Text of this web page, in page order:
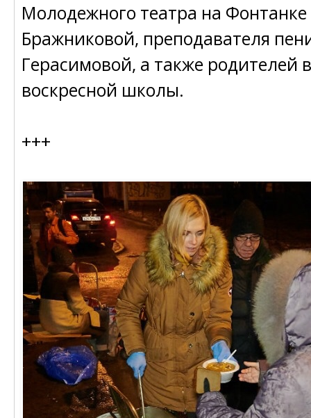
Молодежного театра на
Бражниковой, преподавателя
Герасимовой, а также родителей
воскресной школы.
+++